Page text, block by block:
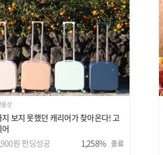
상
보지 못했던 캐리어가 찾아온다! 고
원 펀딩성공
종료
1,258%